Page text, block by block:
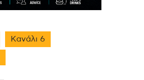
Κανάλι 6